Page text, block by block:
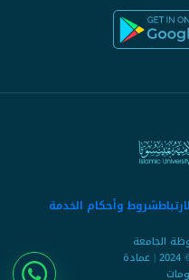
شروط وأحكام الخدمة
الجامعة
الإسلامية بمنيسوتا © 2024 | عمادة